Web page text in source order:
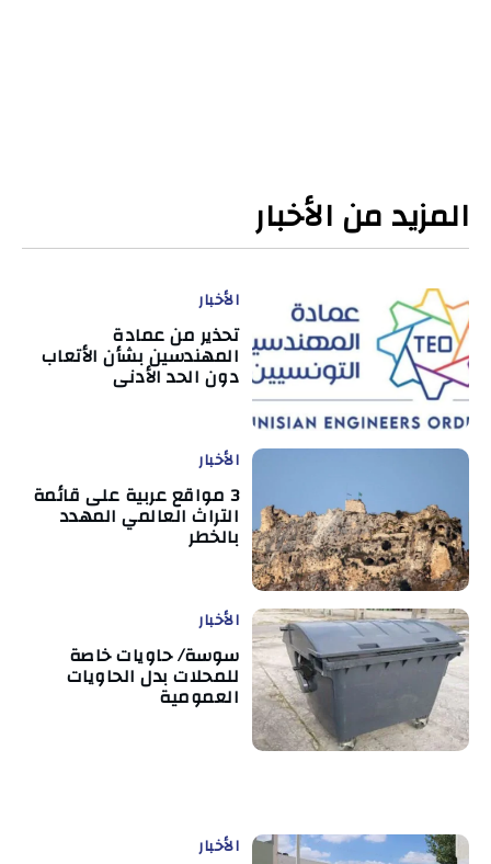
المزيد من الأخبار
الأخبار
تحذير من عمادة
المهندسين بشأن الأتعاب
دون الحد الأدنى
الأخبار
3 مواقع عربية على قائمة
التراث العالمي المهدد
بالخطر
الأخبار
سوسة/ حاويات خاصة
للمحلات بدل الحاويات
العمومية
الأخبار